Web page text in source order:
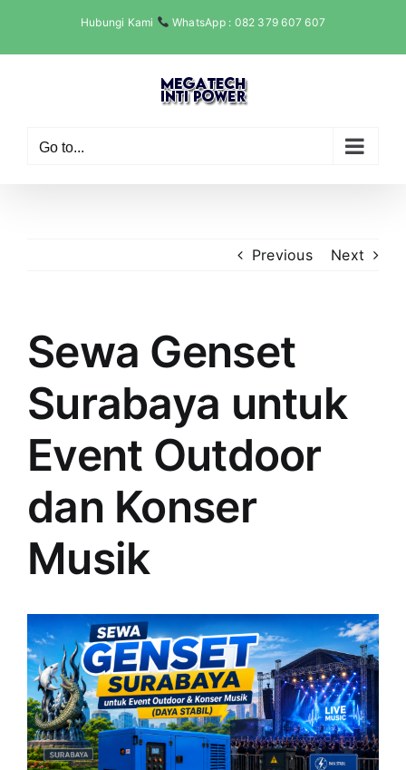
content
Hubungi Kami WhatsApp : 082 379 607 607
Go to...
Previous Next
Sewa Genset
Surabaya untuk
Event Outdoor
dan Konser
Musik